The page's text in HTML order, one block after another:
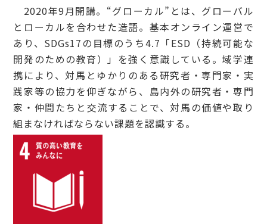
2020年9月開講。“グローカル”とは、グローバル
とローカルを合わせた造語。基本オンライン運営で
あり、SDGs17の目標のうち4.7「ESD（持続可能な
開発のための教育）」を強く意識している。域学連
携により、対馬とゆかりのある研究者・専門家・実
践家等の協力を仰ぎながら、島内外の研究者・専門
家・仲間たちと交流することで、対馬の価値や取り
組まなければならない課題を認識する。